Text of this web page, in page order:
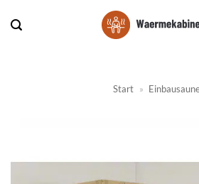
Inhalt
Start »